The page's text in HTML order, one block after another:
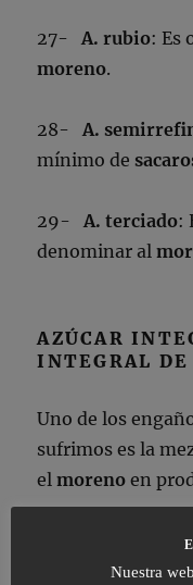
27-A. rubio: Es
moreno.
28-A.
mínimo de
29-A. terciado:
denominar al
AZÚCAR
INTEGRAL DE
Uno de los
sufrimos es la
el moreno en
moreno.
Si compramos
Nuestra